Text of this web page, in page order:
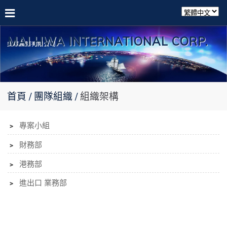
MAI HWA INTERNATIONAL CORP.
首頁 團隊組織 組織架構
﹥
專案小組
﹥
財務部
﹥
港務部
﹥
進出口 業務部